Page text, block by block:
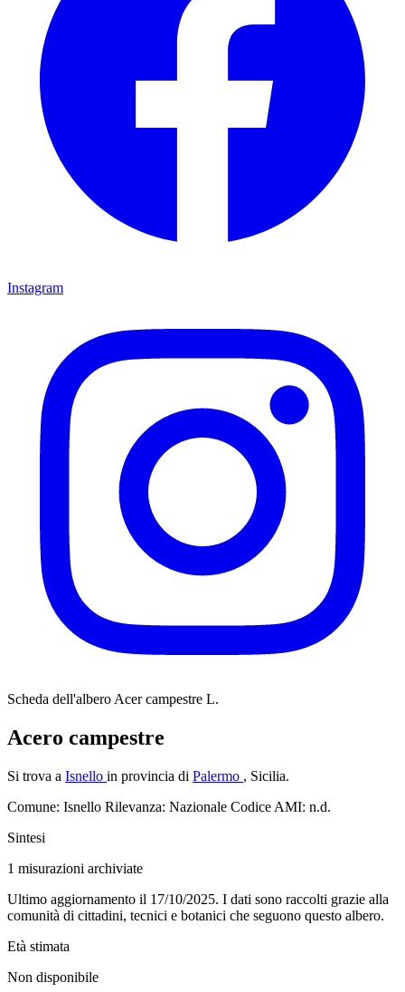
Instagram
Scheda dell'albero Acer campestre L.
Acero campestre
Si trova a Isnello in provincia di Palermo , Sicilia.
Comune: Isnello Rilevanza: Nazionale Codice AMI: n.d.
Sintesi
1 misurazioni archiviate
Ultimo aggiornamento il 17/10/2025. I dati sono raccolti grazie alla
comunità di cittadini, tecnici e botanici che seguono questo albero.
Età stimata
Non disponibile